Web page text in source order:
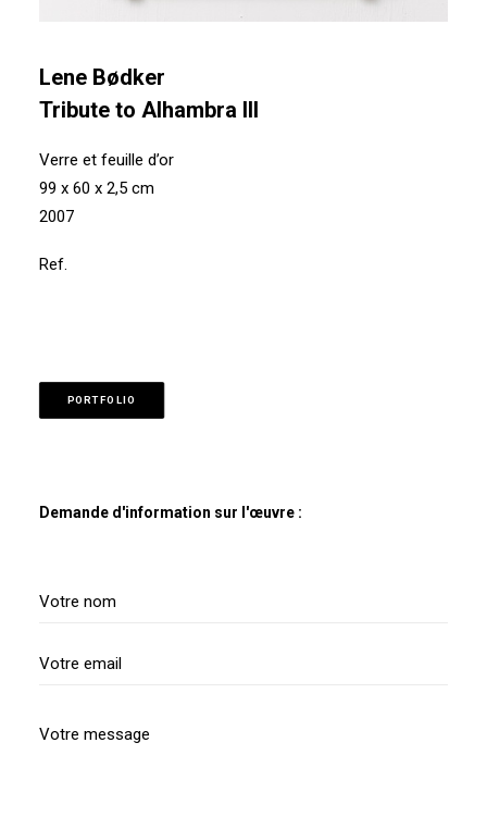
Lene Bødker
Tribute to Alhambra III
Verre et feuille d’or
99 x 60 x 2,5 cm
2007
Ref.
PORTFOLIO
Demande d'information sur l'œuvre :